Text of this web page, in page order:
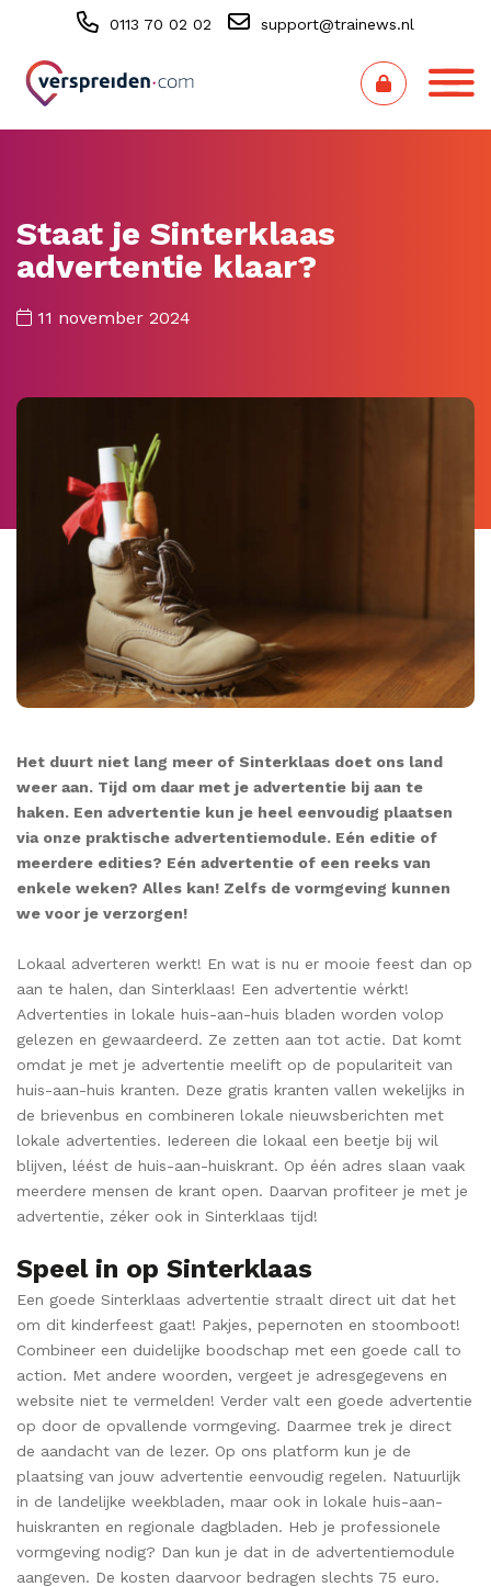
0113 70 02 02 support@trainews.nl
Staat je Sinterklaas
advertentie klaar?
11 november 2024
Het duurt niet lang meer of Sinterklaas doet ons land
weer aan. Tijd om daar met je advertentie bij aan te
haken. Een advertentie kun je heel eenvoudig plaatsen
via onze praktische advertentiemodule. Eén editie of
meerdere edities? Eén advertentie of een reeks van
enkele weken? Alles kan! Zelfs de vormgeving kunnen
we voor je verzorgen!
Lokaal adverteren werkt! En wat is nu er mooie feest dan op
aan te halen, dan Sinterklaas! Een advertentie wérkt!
Advertenties in lokale huis-aan-huis bladen worden volop
gelezen en gewaardeerd. Ze zetten aan tot actie. Dat komt
omdat je met je advertentie meelift op de populariteit van
huis-aan-huis kranten. Deze gratis kranten vallen wekelijks in
de brievenbus en combineren lokale nieuwsberichten met
lokale advertenties. Iedereen die lokaal een beetje bij wil
blijven, léést de huis-aan-huiskrant. Op één adres slaan vaak
meerdere mensen de krant open. Daarvan profiteer je met je
advertentie, zéker ook in Sinterklaas tijd!
Speel in op Sinterklaas
Een goede Sinterklaas advertentie straalt direct uit dat het
om dit kinderfeest gaat! Pakjes, pepernoten en stoomboot!
Combineer een duidelijke boodschap met een goede call to
action. Met andere woorden, vergeet je adresgegevens en
website niet te vermelden! Verder valt een goede advertentie
op door de opvallende vormgeving. Daarmee trek je direct
de aandacht van de lezer. Op ons platform kun je de
plaatsing van jouw advertentie eenvoudig regelen. Natuurlijk
in de landelijke weekbladen, maar ook in lokale huis-aan-
huiskranten en regionale dagbladen. Heb je professionele
vormgeving nodig? Dan kun je dat in de advertentiemodule
aangeven. De kosten daarvoor bedragen slechts 75 euro.